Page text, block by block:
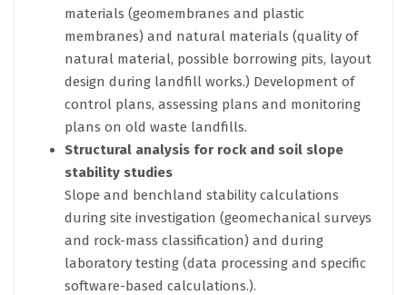
materials (geomembranes and plastic
membranes) and natural materials (quality of
natural material, possible borrowing pits, layout
design during landfill works.) Development of
control plans, assessing plans and monitoring
plans on old waste landfills.
Structural analysis for rock and soil slope
stability studies
Slope and benchland stability calculations
during site investigation (geomechanical surveys
and rock-mass classification) and during
laboratory testing (data processing and specific
software-based calculations.).